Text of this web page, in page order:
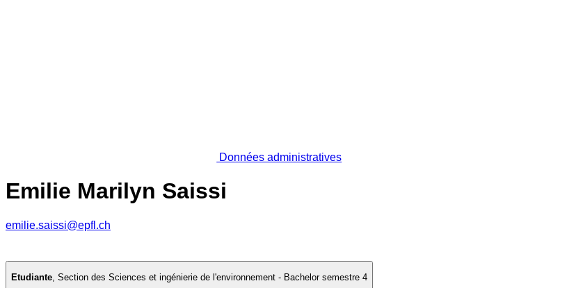
Données administratives
Emilie Marilyn Saissi
emilie.saissi@epfl.ch
Etudiante, Section des Sciences et ingénierie de l'environnement - Bachelor semestre 4